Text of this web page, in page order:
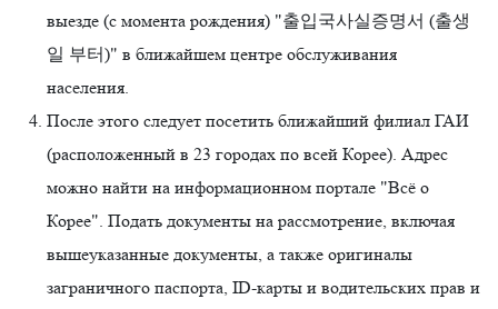
выезде (с момента рождения) "출입국사실증명서 (출생
일 부터)" в ближайшем центре обслуживания
населения.
После этого следует посетить ближайший филиал ГАИ
(расположенный в 23 городах по всей Корее). Адрес
можно найти на информационном портале "Всё о
Корее". Подать документы на рассмотрение, включая
вышеуказанные документы, а также оригиналы
заграничного паспорта, ID-карты и водительских прав и